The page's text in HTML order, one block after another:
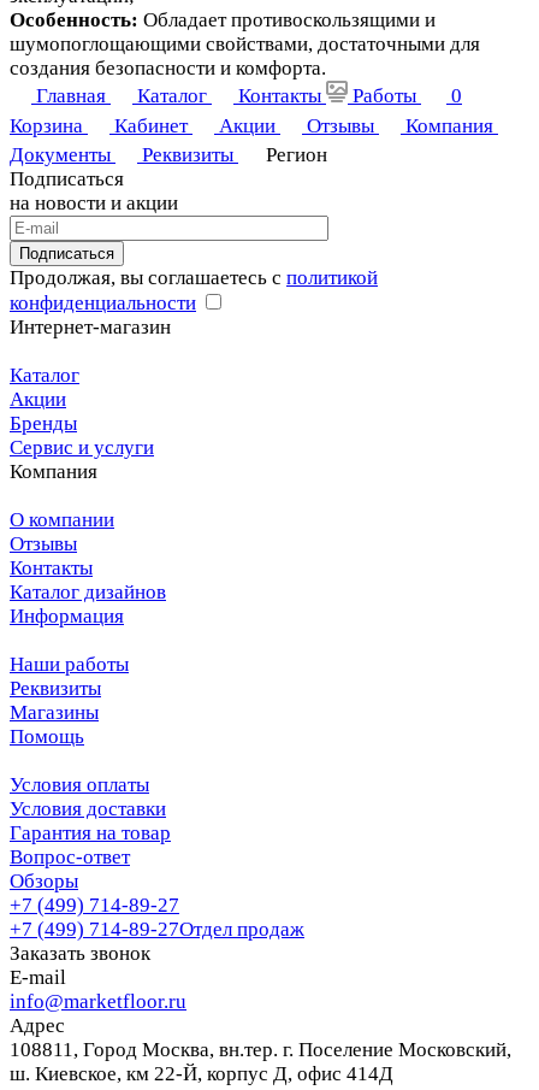
Особенность: Обладает противоскользящими и
шумопоглощающими свойствами, достаточными для
создания безопасности и комфорта.
Главная
Каталог Контакты Работы
0
Корзина
Кабинет Акции Отзывы
Компания
Документы
Реквизиты
Регион
Подписаться
на новости и акции
Подписаться
Продолжая, вы соглашаетесь с политикой
конфиденциальности
Интернет-магазин
Каталог
Акции
Бренды
Сервис и услуги
Компания
О компании
Отзывы
Контакты
Каталог дизайнов
Информация
Наши работы
Реквизиты
Магазины
Помощь
Условия оплаты
Условия доставки
Гарантия на товар
Вопрос-ответ
Обзоры
+7 (499) 714-89-27
+7 (499) 714-89-27Отдел продаж
Заказать звонок
E-mail
info@marketfloor.ru
Адрес
108811, Город Москва, вн.тер. г. Поселение Московский,
ш. Киевское, км 22-Й, корпус Д, офис 414Д